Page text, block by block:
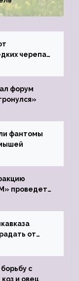
черепах
форум
фантомы
проведет
от
с
и овец